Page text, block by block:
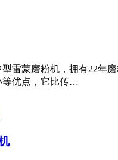
雷蒙磨粉机，拥有22年
等优点，它比传…